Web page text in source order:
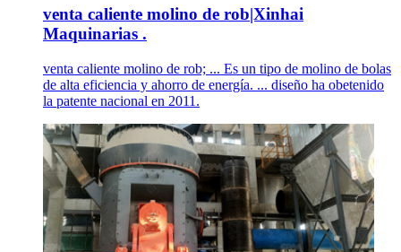
venta caliente molino de rob|Xinhai
Maquinarias .
venta caliente molino de rob; ... Es un tipo de molino de bolas
de alta eficiencia y ahorro de energía. ... diseño ha obetenido
la patente nacional en 2011.